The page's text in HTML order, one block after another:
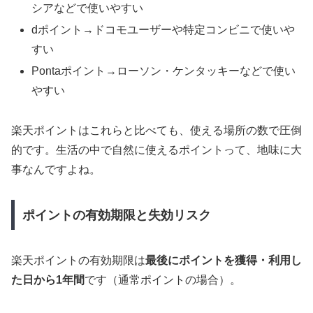
シアなどで使いやすい
dポイント→ドコモユーザーや特定コンビニで使いや
すい
Pontaポイント→ローソン・ケンタッキーなどで使い
やすい
楽天ポイントはこれらと比べても、使える場所の数で圧倒
的です。生活の中で自然に使えるポイントって、地味に大
事なんですよね。
ポイントの有効期限と失効リスク
楽天ポイントの有効期限は最後にポイントを獲得・利用し
た日から1年間です（通常ポイントの場合）。